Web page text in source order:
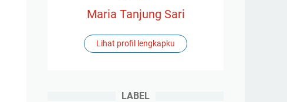
Maria Tanjung Sari
Lihat profil lengkapku
LABEL